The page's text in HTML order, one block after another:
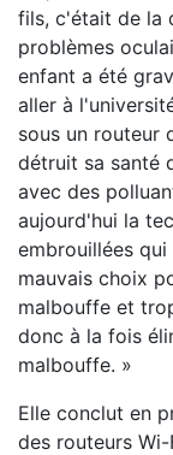
fils, c'était de la
problèmes
enfant a été
aller à
sous un routeur
détruit sa santé
avec des
aujourd'hui la
embrouillées
mauvais choix
malbouffe et
donc à la fois
malbouffe. »
Elle conclut en
des routeurs